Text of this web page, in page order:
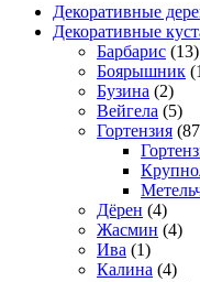
Декоративные
Декоративные
Барбарис (13)
Боярышник
Бузина (2)
Вейгела (5)
Гортензия
Дёрен (4)
Жасмин (4)
Ива (1)
Калина (4)